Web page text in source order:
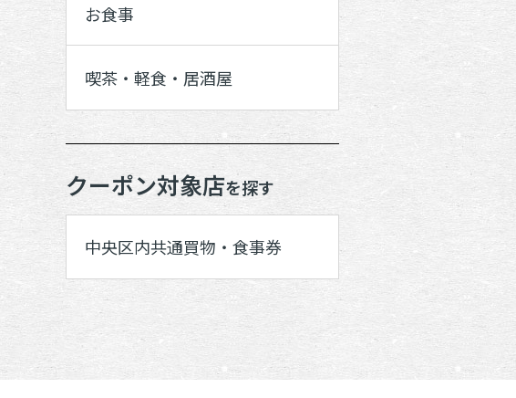
お食事
喫茶・軽食・居酒屋
クーポン対象店を探す
中央区内共通買物・食事券